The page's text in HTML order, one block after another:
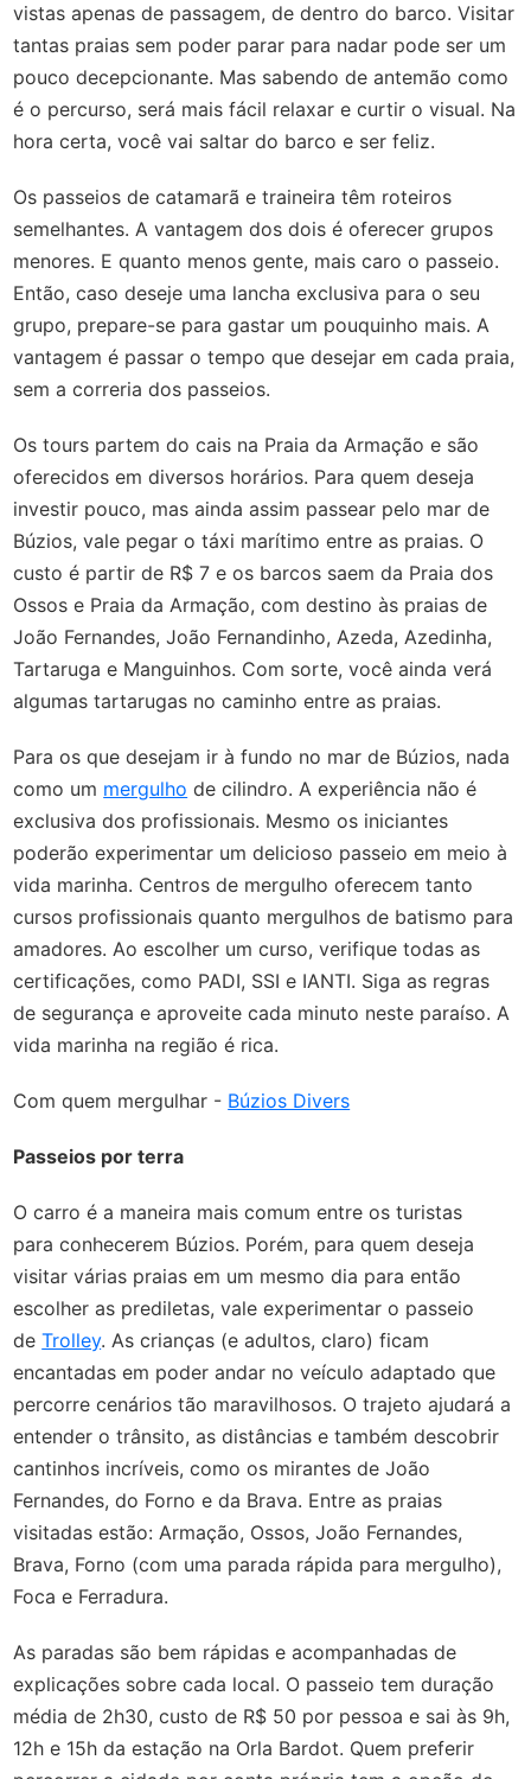
vistas apenas de passagem, de dentro do barco. Visitar
tantas praias sem poder parar para nadar pode ser um
pouco decepcionante. Mas sabendo de antemão como
é o percurso, será mais fácil relaxar e curtir o visual. Na
hora certa, você vai saltar do barco e ser feliz.
Os passeios de catamarã e traineira têm roteiros
semelhantes. A vantagem dos dois é oferecer grupos
menores. E quanto menos gente, mais caro o passeio.
Então, caso deseje uma lancha exclusiva para o seu
grupo, prepare-se para gastar um pouquinho mais. A
vantagem é passar o tempo que desejar em cada praia,
sem a correria dos passeios.
Os tours partem do cais na Praia da Armação e são
oferecidos em diversos horários. Para quem deseja
investir pouco, mas ainda assim passear pelo mar de
Búzios, vale pegar o táxi marítimo entre as praias. O
custo é partir de R$ 7 e os barcos saem da Praia dos
Ossos e Praia da Armação, com destino às praias de
João Fernandes, João Fernandinho, Azeda, Azedinha,
Tartaruga e Manguinhos. Com sorte, você ainda verá
algumas tartarugas no caminho entre as praias.
Para os que desejam ir à fundo no mar de Búzios, nada
como um mergulho de cilindro. A experiência não é
exclusiva dos profissionais. Mesmo os iniciantes
poderão experimentar um delicioso passeio em meio à
vida marinha. Centros de mergulho oferecem tanto
cursos profissionais quanto mergulhos de batismo para
amadores. Ao escolher um curso, verifique todas as
certificações, como PADI, SSI e IANTI. Siga as regras
de segurança e aproveite cada minuto neste paraíso. A
vida marinha na região é rica.
Com quem mergulhar - Búzios Divers
Passeios por terra
O carro é a maneira mais comum entre os turistas
para conhecerem Búzios. Porém, para quem deseja
visitar várias praias em um mesmo dia para então
escolher as prediletas, vale experimentar o passeio
deTrolley. As crianças (e adultos, claro) ficam
encantadas em poder andar no veículo adaptado que
percorre cenários tão maravilhosos. O trajeto ajudará a
entender o trânsito, as distâncias e também descobrir
cantinhos incríveis, como os mirantes de João
Fernandes, do Forno e da Brava. Entre as praias
visitadas estão: Armação, Ossos, João Fernandes,
Brava, Forno (com uma parada rápida para mergulho),
Foca e Ferradura.
As paradas são bem rápidas e acompanhadas de
explicações sobre cada local. O passeio tem duração
média de 2h30, custo de R$ 50 por pessoa e sai às 9h,
12h e 15h da estação na Orla Bardot. Quem preferir